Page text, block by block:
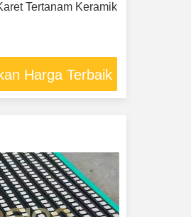
Tertanam Keramik
Harga Terbaik